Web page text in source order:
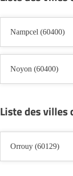
Nampcel (60400)
Noyon (60400)
Liste des villes
Orrouy (60129)